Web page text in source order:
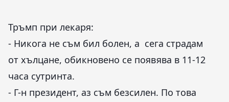
Тръмп при лекаря:
- Никога не съм бил болен, а сега страдам
от хълцане, обикновено се появява в 11-12
часа сутринта.
- Г-н президент, аз съм безсилен. По това